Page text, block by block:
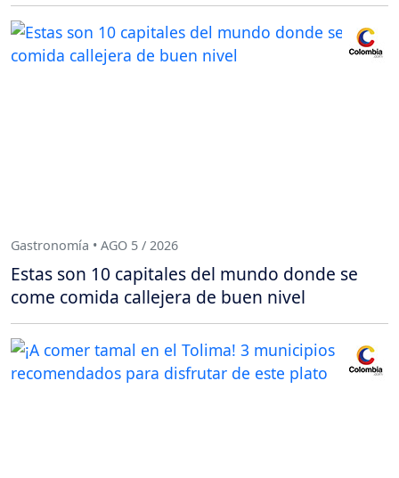
Gastronomía • AGO 5 / 2026
Estas son 10 capitales del mundo donde se
come comida callejera de buen nivel